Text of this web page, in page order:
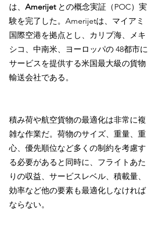
は、 Amerijet との概念実証（POC）実
験を完了した。Amerijetは、マイアミ
国際空港を拠点とし、カリブ海、メキ
シコ、中南米、ヨーロッパの 48都市に
サービスを提供する米国最大級の貨物
輸送会社である。
積み荷や航空貨物の最適化は非常に複
雑な作業だ。荷物のサイズ、重量、重
心、優先順位など多くの制約を考慮す
る必要があると同時に、フライトあた
りの収益、サービスレベル、積載量、
効率など他の要素も最適化しなければ
ならない。